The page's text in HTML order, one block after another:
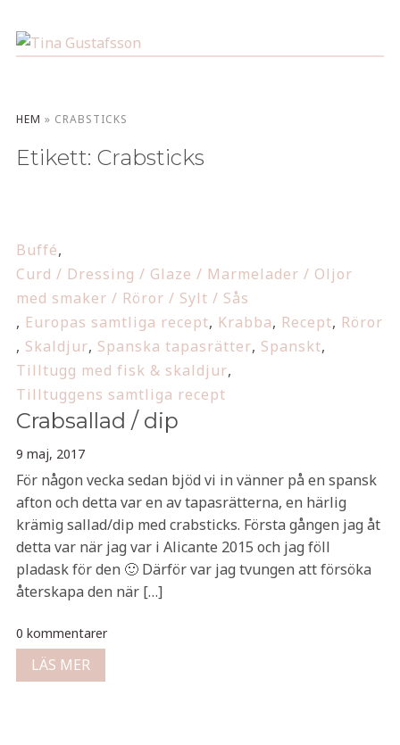
HEM » CRABSTICKS
Etikett: Crabsticks
Buffé,
Curd / Dressing / Glaze / Marmelader / Oljor
med smaker / Röror / Sylt / Sås
, Europas samtliga recept, Krabba, Recept, Röror
, Skaldjur, Spanska tapasrätter, Spanskt,
Tilltugg med fisk & skaldjur,
Tilltuggens samtliga recept
Crabsallad / dip
9 maj, 2017
För någon vecka sedan bjöd vi in vänner på en spansk
afton och detta var en av tapasrätterna, en härlig
krämig sallad/dip med crabsticks. Första gången jag åt
detta var när jag var i Alicante 2015 och jag föll
pladask för den 🙂 Därför var jag tvungen att försöka
återskapa den när […]
0 kommentarer
LÄS MER